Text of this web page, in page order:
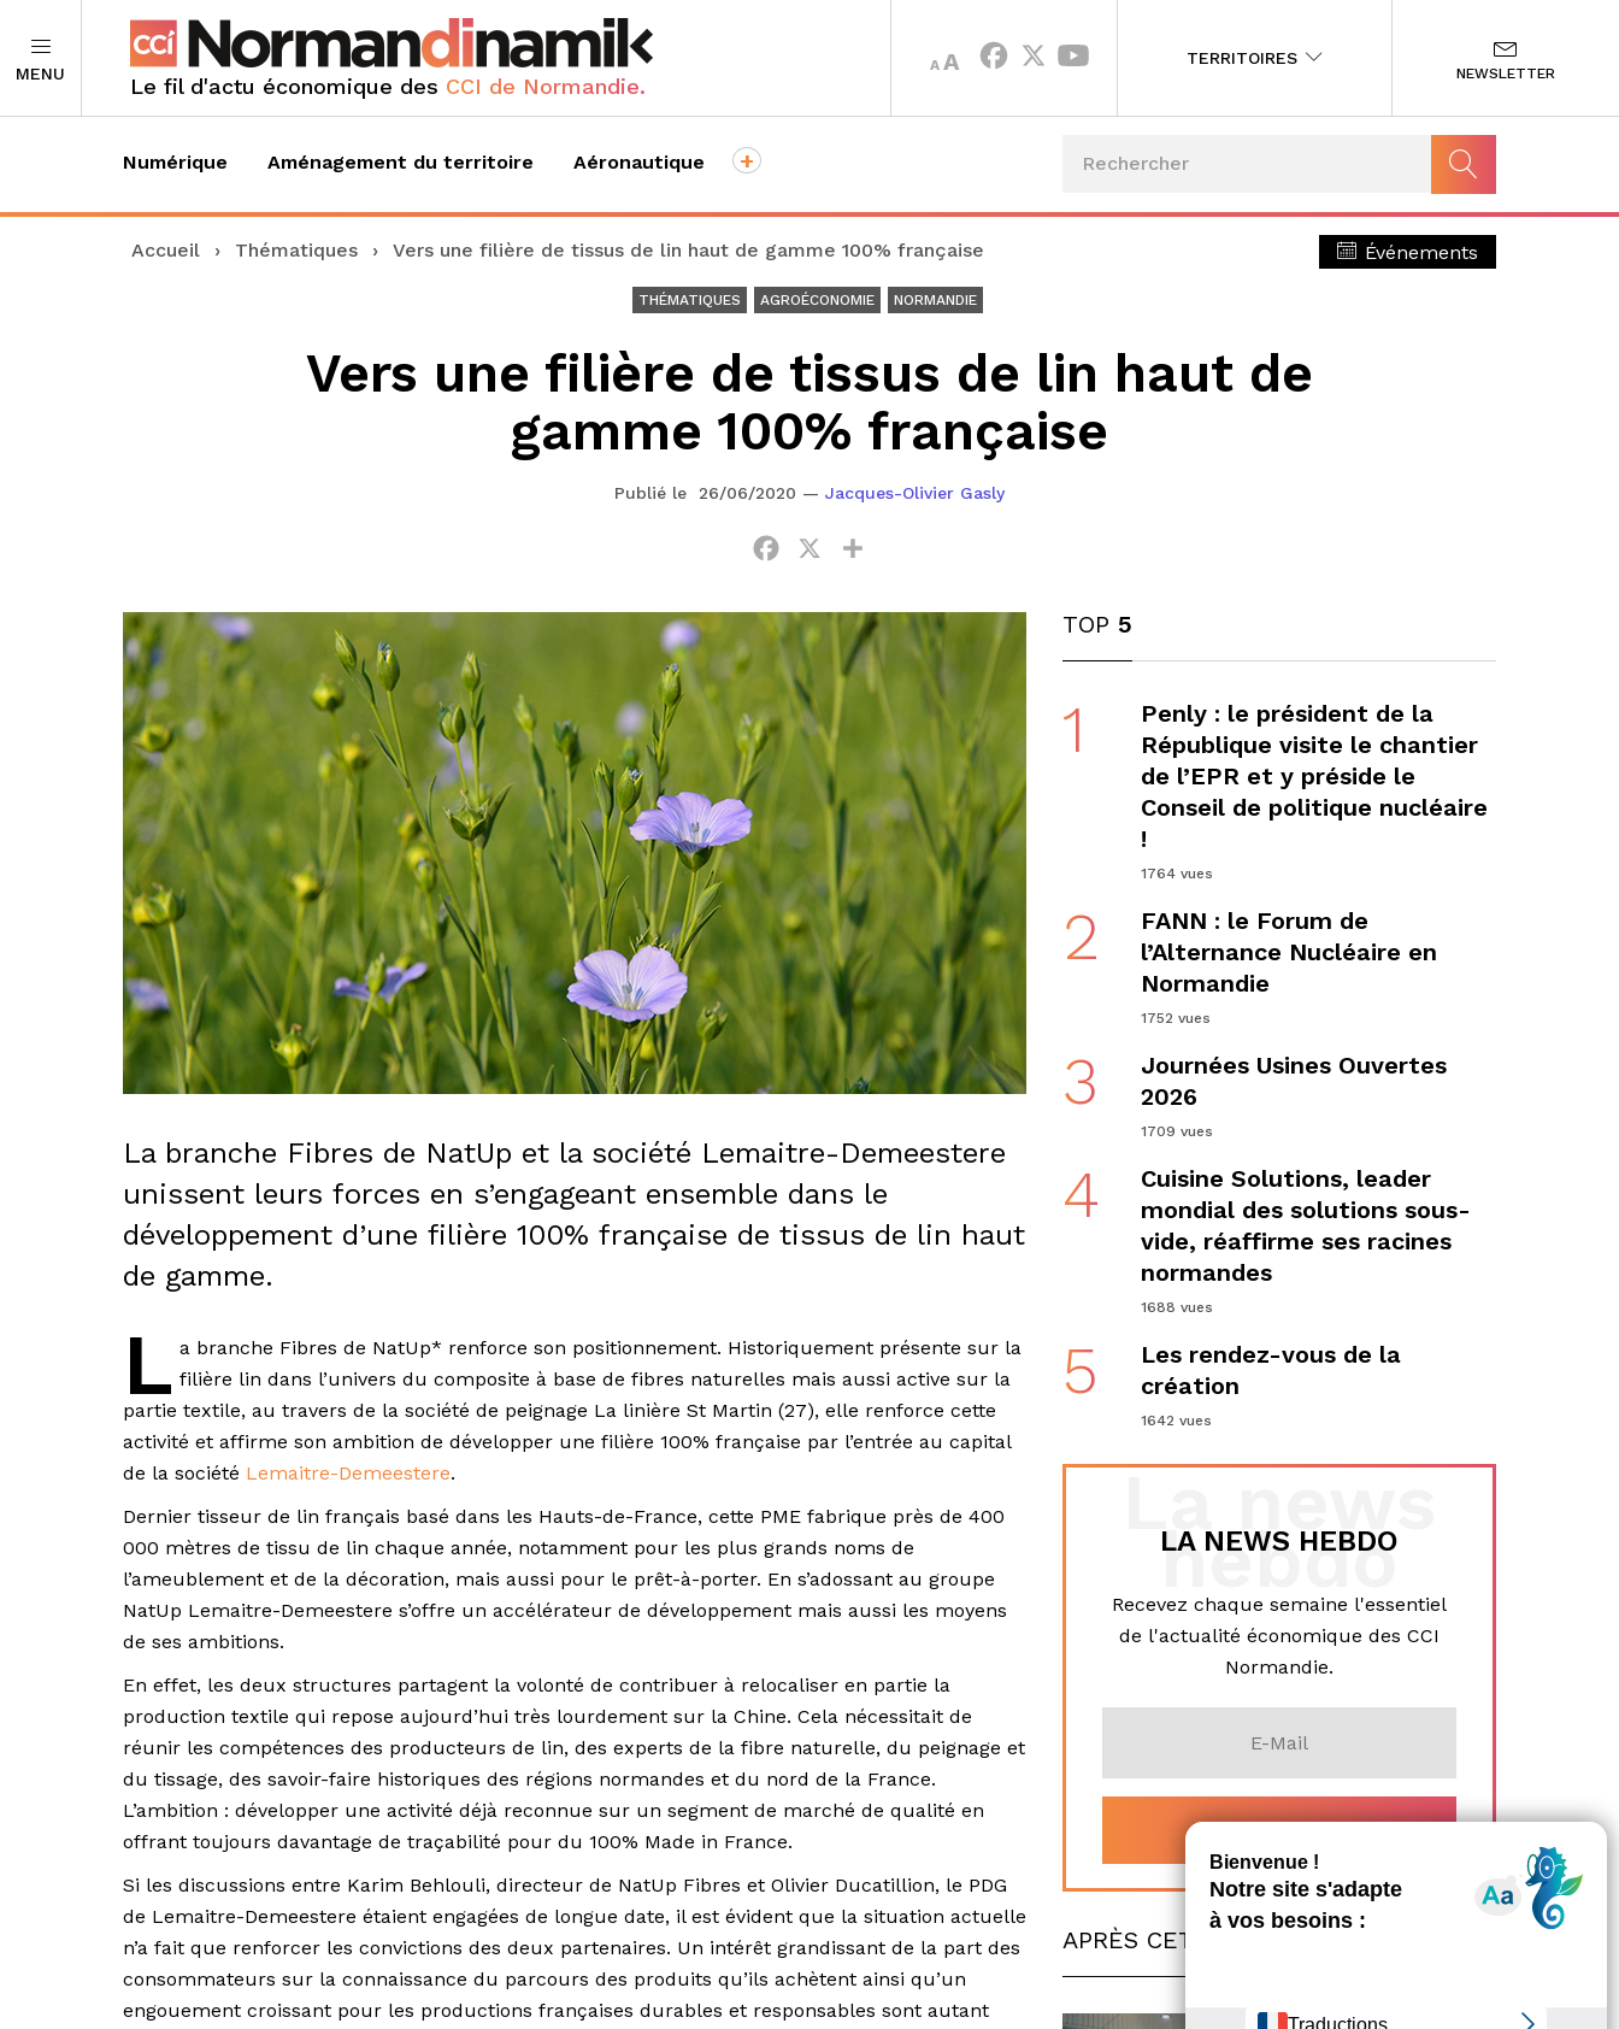
MENU Le fil d'actu économique des CCI de Normandie.
A
DECREASE
FONT
AINCREASE
SIZE.
TERRITOIRES
NEWSLETTER
Numérique Aménagement du territoire Aéronautique +
Accueil › Thématiques › Vers une filière de tissus de lin haut de gamme 100% française Événements
THÉMATIQUES AGROÉCONOMIE NORMANDIE
Vers une filière de tissus de lin haut de
gamme 100% française
Publié le 26/06/2020 — Jacques-Olivier Gasly
Facebook
La branche Fibres de NatUp et la société Lemaitre-Demeestere
unissent leurs forces en s’engageant ensemble dans le
développement d’une filière 100% française de tissus de lin haut
de gamme.
L a branche Fibres de NatUp* renforce son positionnement. Historiquement présente sur la
filière lin dans l’univers du composite à base de fibres naturelles mais aussi active sur la
partie textile, au travers de la société de peignage La linière St Martin (27), elle renforce cette
activité et affirme son ambition de développer une filière 100% française par l’entrée au capital
de la société Lemaitre-Demeestere.
Dernier tisseur de lin français basé dans les Hauts-de-France, cette PME fabrique près de 400
000 mètres de tissu de lin chaque année, notamment pour les plus grands noms de
l’ameublement et de la décoration, mais aussi pour le prêt-à-porter. En s’adossant au groupe
NatUp Lemaitre-Demeestere s’offre un accélérateur de développement mais aussi les moyens
de ses ambitions.
En effet, les deux structures partagent la volonté de contribuer à relocaliser en partie la
production textile qui repose aujourd’hui très lourdement sur la Chine. Cela nécessitait de
réunir les compétences des producteurs de lin, des experts de la fibre naturelle, du peignage et
du tissage, des savoir-faire historiques des régions normandes et du nord de la France.
L’ambition : développer une activité déjà reconnue sur un segment de marché de qualité en
offrant toujours davantage de traçabilité pour du 100% Made in France.
Si les discussions entre Karim Behlouli, directeur de NatUp Fibres et Olivier Ducatillion, le PDG
de Lemaitre-Demeestere étaient engagées de longue date, il est évident que la situation actuelle
n’a fait que renforcer les convictions des deux partenaires. Un intérêt grandissant de la part des
consommateurs sur la connaissance du parcours des produits qu’ils achètent ainsi qu’un
engouement croissant pour les productions françaises durables et responsables sont autant
TOP 5
1
Penly : le président de la
République visite le chantier
de l’EPR et y préside le
Conseil de politique nucléaire
!
1764 vues
2
FANN : le Forum de
l’Alternance Nucléaire en
Normandie
1752 vues
3
Journées Usines Ouvertes
2026
1709 vues
4
Cuisine Solutions, leader
mondial des solutions sous-
vide, réaffirme ses racines
normandes
1688 vues
5
Les rendez-vous de la
création
1642 vues
hebdo
LA NEWS HEBDO
Recevez chaque semaine l'essentiel
de l'actualité économique des CCI
Normandie.
APRÈS CET